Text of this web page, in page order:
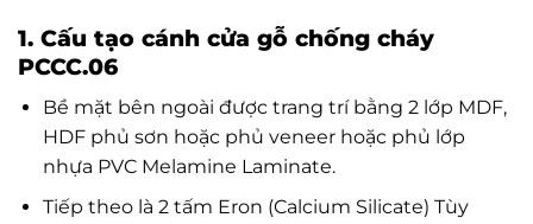
1. Cấu tạo cánh cửa gỗ chống cháy
PCCC.06
Bề mặt bên ngoài được trang trí bằng 2 lớp MDF,
HDF phủ sơn hoặc phủ veneer hoặc phủ lớp
nhựa PVC Melamine Laminate.
Tiếp theo là 2 tấm Eron (Calcium Silicate) Tùy